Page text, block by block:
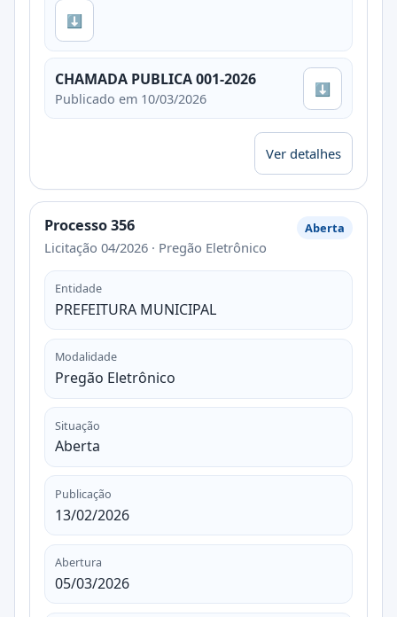
⬇
CHAMADA PUBLICA 001-2026
Publicado em 10/03/2026
⬇
Ver detalhes
Processo 356
Licitação 04/2026 · Pregão Eletrônico
Aberta
Entidade
PREFEITURA MUNICIPAL
Modalidade
Pregão Eletrônico
Situação
Aberta
Publicação
13/02/2026
Abertura
05/03/2026